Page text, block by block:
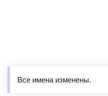
в отношениях участвуют
согласны с этим и открыто
Разница лишь в том, что
Все имена изменены.